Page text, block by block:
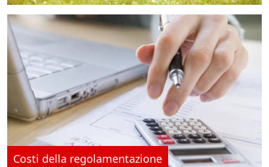
Costi della regolamentazione